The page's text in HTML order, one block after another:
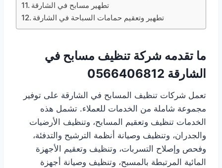
تطهير مسابح في الشارقة
تطهير وتعقيم حمامات السباحة في الشارقة
ما تقدمه شركة تنظيف مسابح في
الشارقة 0566406812
تعمل شركات تنظيف المسابح في الشارقة على توفير
مجموعة شاملة من الخدمات للعملاء. تشمل هذه
الخدمات تنظيف وتعقيم المسابح، وتنظيف الأرضيات
والجدران، وتنظيف وصيانة أنظمة الترشيح والتدفئة،
وفحص وإصلاح التسربات، وتنظيف وتعقيم الأجهزة
المائية المرتبطة بالمسبح، وتنظيف وصيانة أجهزة